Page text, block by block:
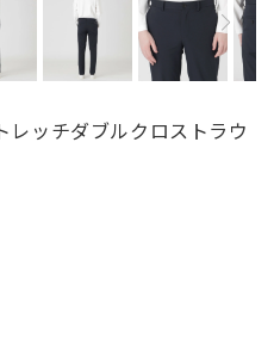
レッチダブルクロストラウ